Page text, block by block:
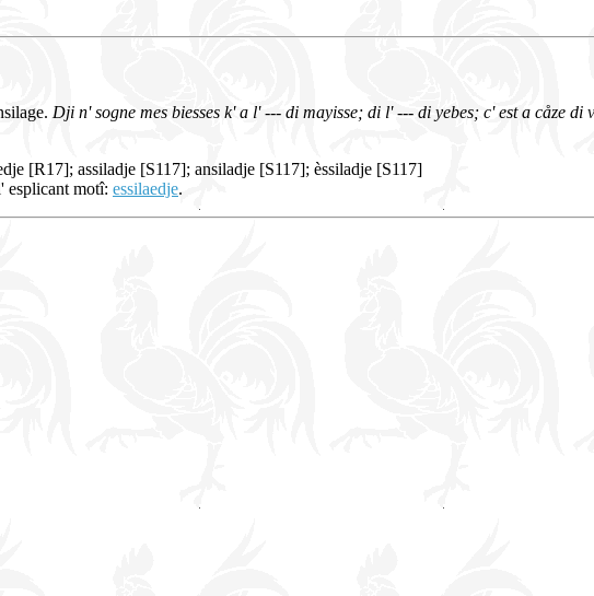
Dji n' sogne mes biesses k' a l' --- di mayisse; di l' --- di yebes; c' est a cåze di
[R17]; assiladje [S117]; ansiladje [S117]; èssiladje [S117]
esplicant motî: essilaedje.